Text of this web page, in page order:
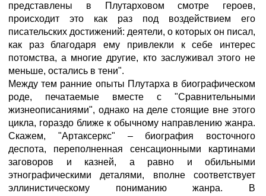
представлены в Плутарховом смотре героев,
происходит это как раз под воздействием его
писательских достижений: деятели, о которых он писал,
как раз благодаря ему привлекли к себе интерес
потомства, а многие другие, кто заслуживал этого не
меньше, остались в тени".
Между тем ранние опыты Плутарха в биографическом
роде, печатаемые вместе с "Сравнительными
жизнеописаниями", однако на деле стоящие вне этого
цикла, гораздо ближе к обычному направлению жанра.
Скажем, "Артаксеркс" – биография восточного
деспота, переполненная сенсационными картинами
заговоров и казней, а равно и обильными
этнографическими деталями, вполне соответствует
эллинистическому пониманию жанра. В